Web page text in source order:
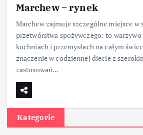
Marchew – rynek
Marchew zajmuje szczególne miejsce
przetwórstwa spożywczego: to warzywo
kuchniach i przemysłach na całym
znaczenie w codziennej diecie z
zastosowań…
Kategorie